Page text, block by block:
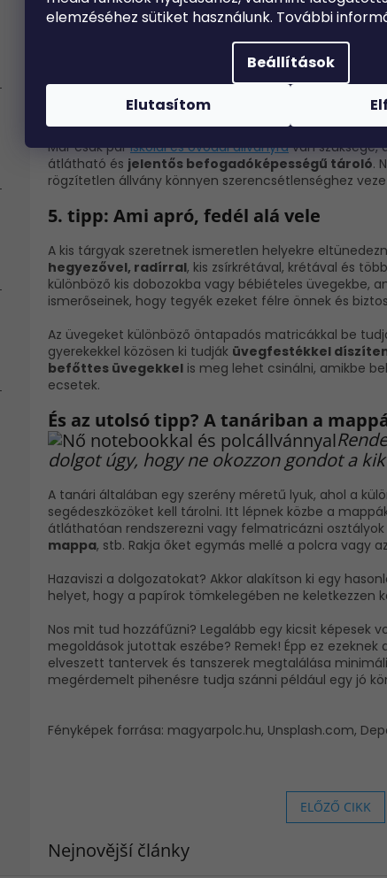
elemzéséhez sütiket használunk. További
Beállítások
Elutasítom
4. tipp: Dobozok és ládák nélkül el van
Az olyan dobozok és ládák megléte, amikben
és elegáns klasszikusnak számít. Természetesen illik
legyenek és tudja melyikben mi rejtőzik. És hogy ne
nyugodtan kidíszítheti őket
különböző színes
segítségével.
Már csak páriskolai és óvodai állványravan szüksége,
átlátható és jelentős befogadóképességű tároló.
rögzítetlen állvány könnyen szerencsétlenséghez
5. tipp: Ami apró, fedél alá vele
A kis tárgyak szeretnek ismeretlen helyekre
hegyezővel, radírral, kis zsírkrétával, krétával és
különböző kis dobozokba vagy bébiételes üvegekbe,
ismerőseinek, hogy tegyék ezeket félre önnek és
Az üvegeket különböző öntapadós matricákkal be
gyerekekkel közösen ki tudják üvegfestékkel
befőttes üvegekkel is meg lehet csinálni, amikbe
ecsetek.
És az utolsó tipp? A tanáriban a
dolgot úgy, hogy ne okozzon gondot a
A tanári általában egy szerény méretű lyuk, ahol a
segédeszközöket kell tárolni. Itt lépnek közbe a
átláthatóan rendszerezni vagy felmatricázni
mappa, stb. Rakja őket egymás mellé a polcra vagy az
Hazaviszi a dolgozatokat? Akkor alakítson ki egy
helyet, hogy a papírok tömkelegében ne keletkezzen
Nos mit tud hozzáfűzni? Legalább egy kicsit képesek
megoldások jutottak eszébe? Remek! Épp ez
elveszett tantervek és tanszerek megtalálása
megérdemelt pihenésre tudja szánni például egy jó
Fényképek forrása: magyarpolc.hu, Unsplash.com,
ELŐZŐ CIKK
Nejnovější články